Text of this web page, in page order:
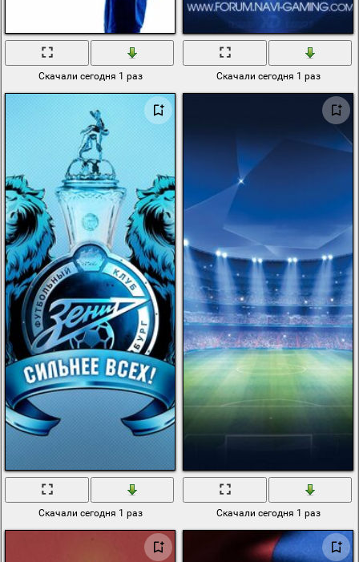
Скачали сегодня 1 раз Скачали сегодня 1 раз
Скачали сегодня 1 раз Скачали сегодня 1 раз